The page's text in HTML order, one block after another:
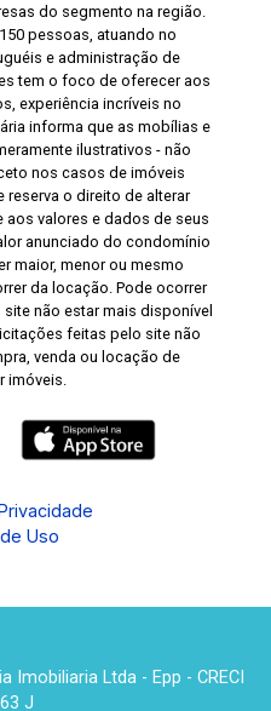
do segmento na região.
pessoas, atuando no
e administração de
tem o foco de oferecer aos
experiência incríveis no
informa que as mobílias e
ilustrativos - não
nos casos de imóveis
o direito de alterar
valores e dados de seus
anunciado do condomínio
maior, menor ou mesmo
da locação. Pode ocorrer
não estar mais disponível
feitas pelo site não
venda ou locação de
imóveis.
Uso
Ltda - Epp - CRECI
J